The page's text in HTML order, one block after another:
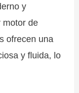
y
motor de
ofrecen una
y fluida, lo